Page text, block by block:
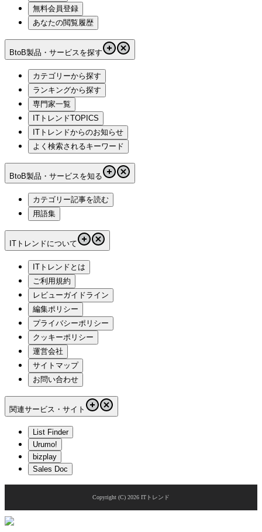
無料会員登録
あなたの閲覧履歴
BtoB製品・サービスを探す
カテゴリーから探す
ランキングから探す
専門家一覧
ITトレンドTOPICS
ITトレンドからのお知らせ
よく検索されるキーワード
BtoB製品・サービスを知る
カテゴリー記事を読む
用語集
ITトレンドについて
ITトレンドとは
ご利用規約
レビューガイドライン
編集ポリシー
プライバシーポリシー
クッキーポリシー
運営会社
サイトマップ
お問い合わせ
関連サービス・サイト
List Finder
Urumo!
bizplay
Sales Doc
Copyright (C) 2026 ITトレンド